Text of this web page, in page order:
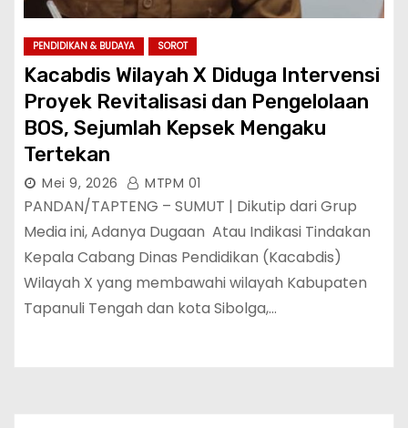
PENDIDIKAN & BUDAYA SOROT
Kacabdis Wilayah X Diduga Intervensi
Proyek Revitalisasi dan Pengelolaan
BOS, Sejumlah Kepsek Mengaku
Tertekan
Mei 9, 2026 MTPM 01
PANDAN/TAPTENG – SUMUT | Dikutip dari Grup
Media ini, Adanya Dugaan Atau Indikasi Tindakan
Kepala Cabang Dinas Pendidikan (Kacabdis)
Wilayah X yang membawahi wilayah Kabupaten
Tapanuli Tengah dan kota Sibolga,…